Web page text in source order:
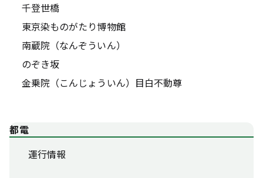
千登世橋
東京染ものがたり博物館
南蔵院（なんぞういん）
のぞき坂
金乗院（こんじょういん）目白不動尊
都電
運行情報